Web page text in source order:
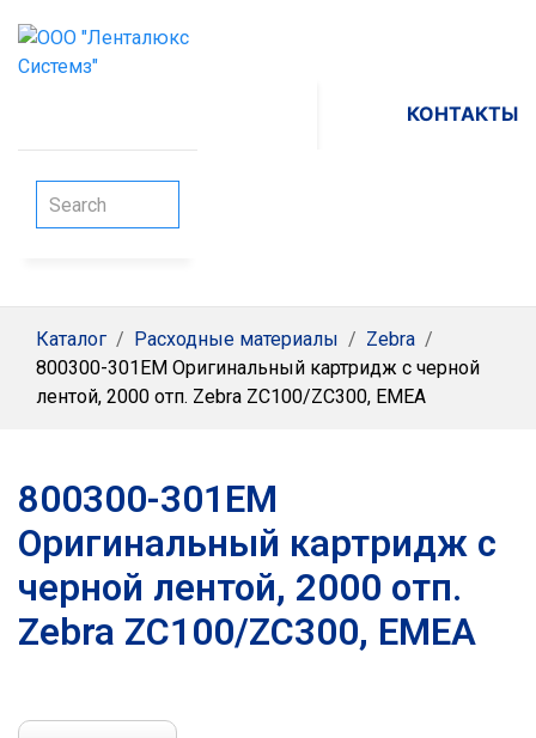
КОНТАКТЫ
Каталог / Расходные материалы / Zebra /
800300-301EM Оригинальный картридж с черной
лентой, 2000 отп. Zebra ZC100/ZC300, EMEA
800300-301EM
Оригинальный картридж с
черной лентой, 2000 отп.
Zebra ZC100/ZC300, EMEA